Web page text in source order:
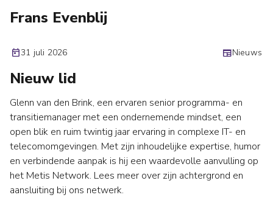
Frans Evenblij
today31 juli 2026 newspaperNieuws
Nieuw lid
Glenn van den Brink, een ervaren senior programma- en
transitiemanager met een ondernemende mindset, een
open blik en ruim twintig jaar ervaring in complexe IT- en
telecomomgevingen. Met zijn inhoudelijke expertise, humor
en verbindende aanpak is hij een waardevolle aanvulling op
het Metis Network. Lees meer over zijn achtergrond en
aansluiting bij ons netwerk.